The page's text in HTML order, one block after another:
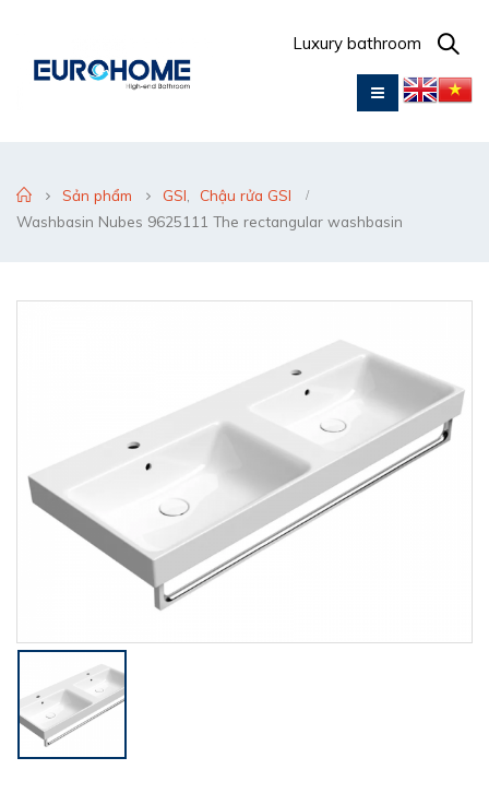
Luxury bathroom
Sản phẩm GSI
Chậu rửa GSI
Washbasin Nubes 9625111 The rectangular washbasin